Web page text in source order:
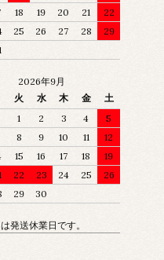
18 19 20 21
22
25 26 27 28
29
2026年9月
火 水 木 金
土
1
2 3 4
5
8 9 10 11
12
15 16 17 18
19
22 23 24 25
26
29 30
発送休業日です。